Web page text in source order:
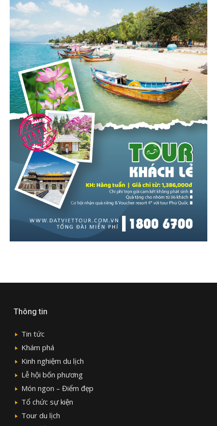
Thông tin
Tin tức
Khám phá
Kinh nghiệm du lịch
Lễ hội bốn phương
Món ngon – Điểm đẹp
Tổ chức sự kiện
Tour du lịch